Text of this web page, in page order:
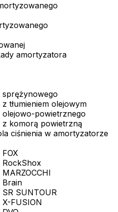
amortyzatora
tłumieniem olejowym
powietrznego
komorą powietrzną
ciśnienia w amortyzatorze
Brain
SUNTOUR
FUSION